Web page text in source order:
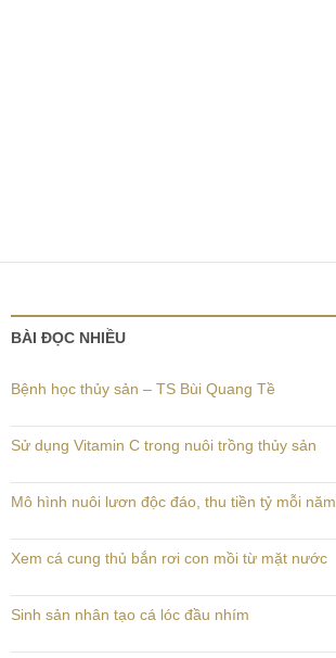
BÀI ĐỌC NHIỀU
Bệnh học thủy sản – TS Bùi Quang Tề
Sử dụng Vitamin C trong nuôi trồng thủy sản
Mô hình nuôi lươn độc đáo, thu tiền tỷ mỗi năm
Xem cá cung thủ bắn rơi con mồi từ mặt nước
Sinh sản nhân tạo cá lóc đầu nhím